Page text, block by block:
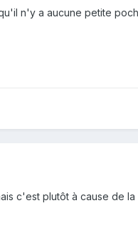
n'y a aucune petite
c'est plutôt à cause de